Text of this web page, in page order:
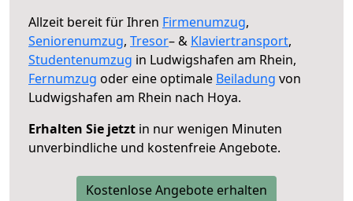
Allzeit bereit für Ihren Firmenumzug,
Seniorenumzug, Tresor– & Klaviertransport,
Studentenumzug in Ludwigshafen am Rhein,
Fernumzug oder eine optimale Beiladung von
Ludwigshafen am Rhein nach Hoya.
Erhalten Sie jetzt in nur wenigen Minuten
unverbindliche und kostenfreie Angebote.
Kostenlose Angebote erhalten